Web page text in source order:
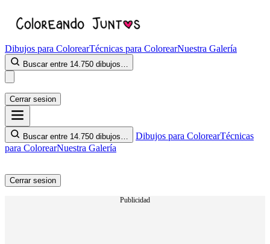
Dibujos para ColorearTécnicas para ColorearNuestra Galería
Buscar entre 14.750 dibujos…
Cerrar sesion
Buscar entre 14.750 dibujos… Dibujos para ColorearTécnicas
para ColorearNuestra Galería
Cerrar sesion
Publicidad